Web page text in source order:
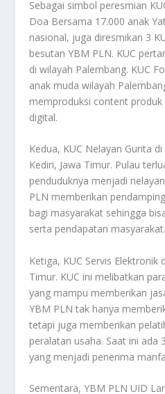
Sebagai simbol peresmian
Doa Bersama 17.000 anak
nasional, juga diresmikan 3
besutan YBM PLN. KUC
di wilayah Palembang. KUC
anak muda wilayah
memproduksi content
digital.
Kedua, KUC Nelayan Gurita
Kediri, Jawa Timur. Pulau
penduduknya menjadi
PLN memberikan
bagi masyarakat sehingga
serta pendapatan masyarakat.
Ketiga, KUC Servis Elektronik
Timur. KUC ini melibatkan
yang mampu memberikan
YBM PLN tak hanya
tetapi juga memberikan
peralatan usaha. Saat ini ada
yang menjadi penerima
Sementara, YBM PLN UID